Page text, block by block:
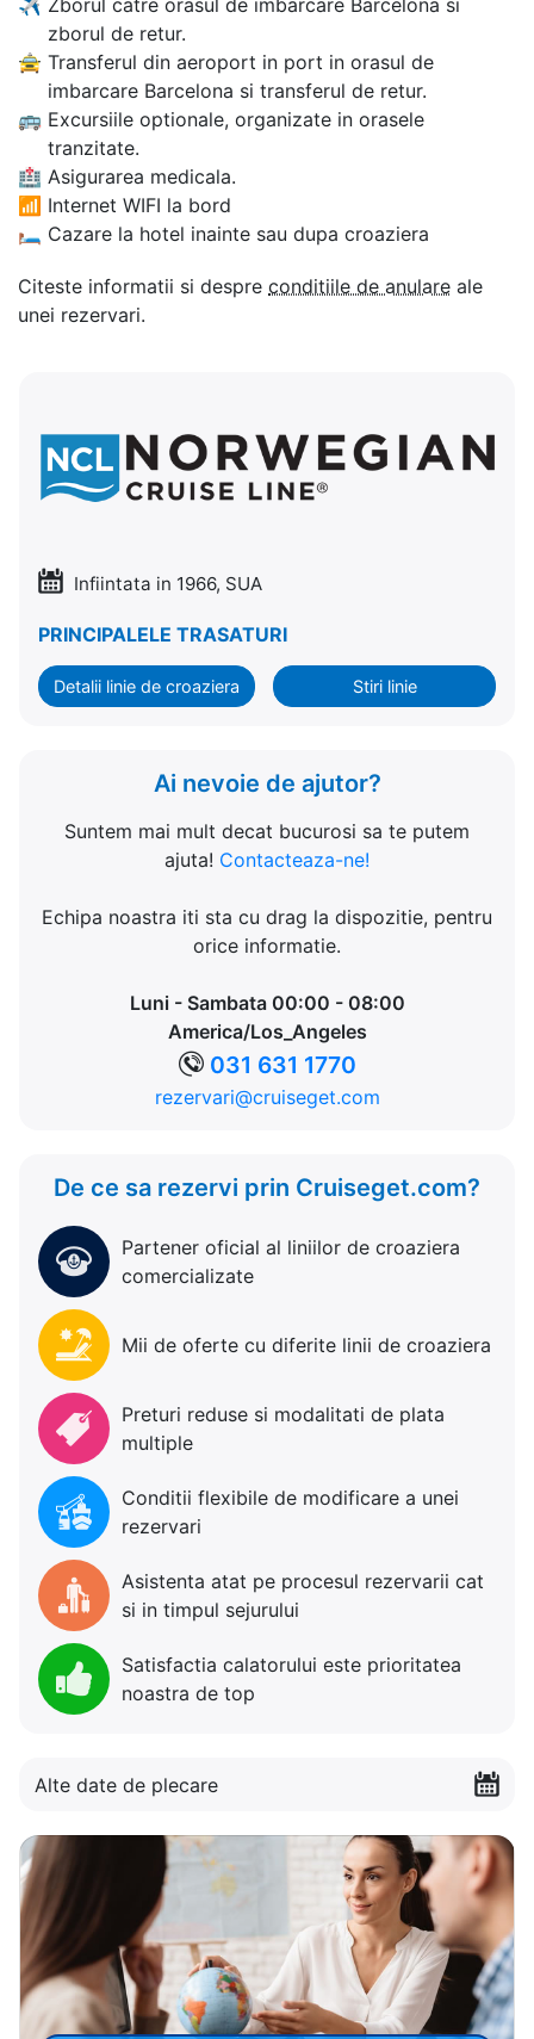
✈ Zborul catre orasul de imbarcare Barcelona si
zborul de retur.
🚖 Transferul din aeroport in port in orasul de
imbarcare Barcelona si transferul de retur.
🚌 Excursiile optionale, organizate in orasele
tranzitate.
🏥 Asigurarea medicala.
📶 Internet WIFI la bord
🛏 Cazare la hotel inainte sau dupa croaziera
Citeste informatii si despre conditiile de anulare ale
unei rezervari.
Infiintata in 1966, SUA
PRINCIPALELE TRASATURI
Detalii linie de croaziera Stiri linie
Ai nevoie de ajutor?
Suntem mai mult decat bucurosi sa te putem
ajuta! Contacteaza-ne!
Echipa noastra iti sta cu drag la dispozitie, pentru
orice informatie.
Luni - Sambata 00:00 - 08:00
America/Los_Angeles
031 631 1770
rezervari@cruiseget.com
De ce sa rezervi prin Cruiseget.com?
Partener oficial al liniilor de croaziera
comercializate
Mii de oferte cu diferite linii de croaziera
Preturi reduse si modalitati de plata
multiple
Conditii flexibile de modificare a unei
rezervari
Asistenta atat pe procesul rezervarii cat
si in timpul sejurului
Satisfactia calatorului este prioritatea
noastra de top
Alte date de plecare